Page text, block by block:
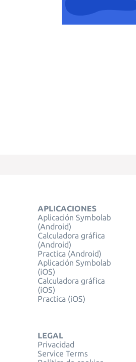
APLICACIONES
Aplicación Symbolab
(Android)
Calculadora gráfica
(Android)
Practica (Android)
Aplicación Symbolab
(iOS)
Calculadora gráfica
(iOS)
Practica (iOS)
LEGAL
Privacidad
Service Terms